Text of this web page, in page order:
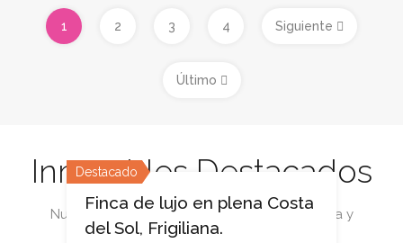
1 2 3 4 Siguiente
Último
Inmuebles Destacados
Nuestras propiedades destacadas en Málaga y
alrededores
Destacado
Finca de lujo en plena Costa
del Sol, Frigiliana.